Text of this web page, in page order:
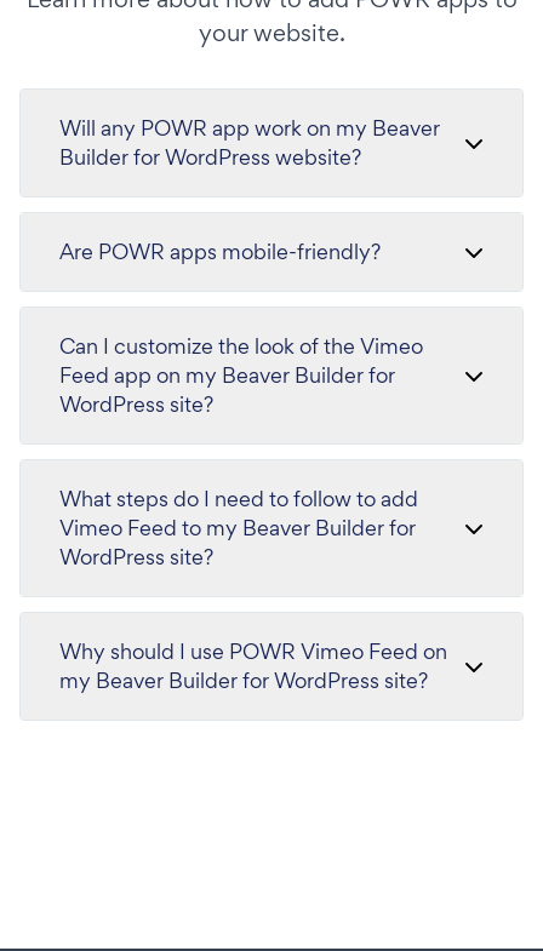
your website.
Will any POWR app work on my Beaver
Builder for WordPress website?
Are POWR apps mobile-friendly?
Can I customize the look of the Vimeo
Feed app on my Beaver Builder for
WordPress site?
What steps do I need to follow to add
Vimeo Feed to my Beaver Builder for
WordPress site?
Why should I use POWR Vimeo Feed on
my Beaver Builder for WordPress site?